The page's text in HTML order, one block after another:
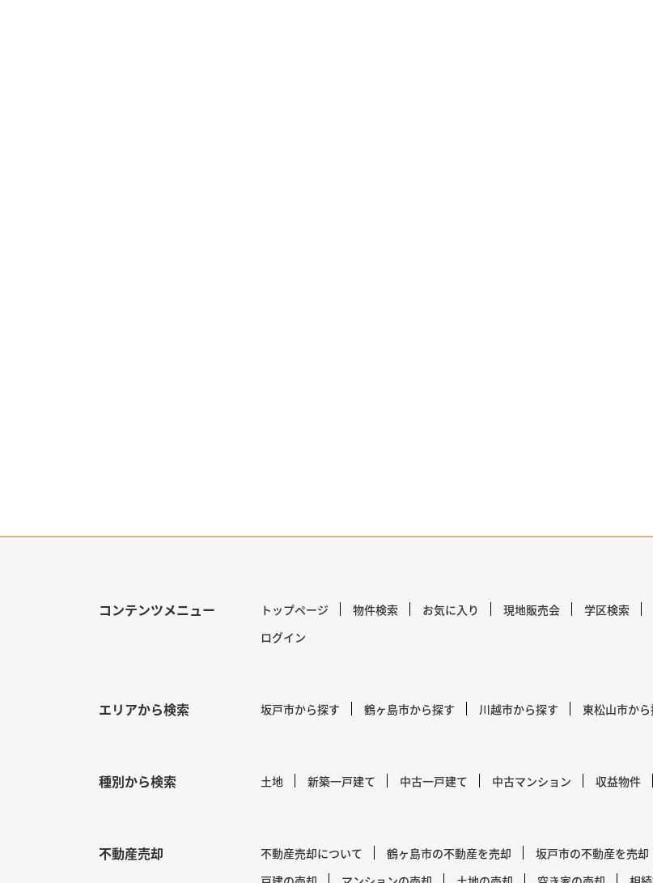
コンテンツメニュー トップページ 物件検索 お気に入り 現地販売会 学区検索
ログイン
エリアから検索 坂戸市から探す 鶴ヶ島市から探す 川越市から探す 東松山市か
種別から検索 土地 新築一戸建て 中古一戸建て 中古マンション 収益物件
不動産売却 不動産売却について 鶴ヶ島市の不動産を売却 坂戸市の不動産を売却